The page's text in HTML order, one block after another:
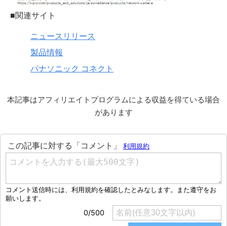
■関連サイト
ニュースリリース
製品情報
パナソニック コネクト
本記事はアフィリエイトプログラムによる収益を得ている場合
があります